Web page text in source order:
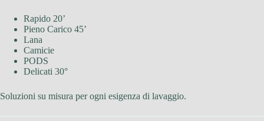
Rapido 20’
Pieno Carico 45’
Lana
Camicie
PODS
Delicati 30°
Soluzioni su misura per ogni esigenza di lavaggio.